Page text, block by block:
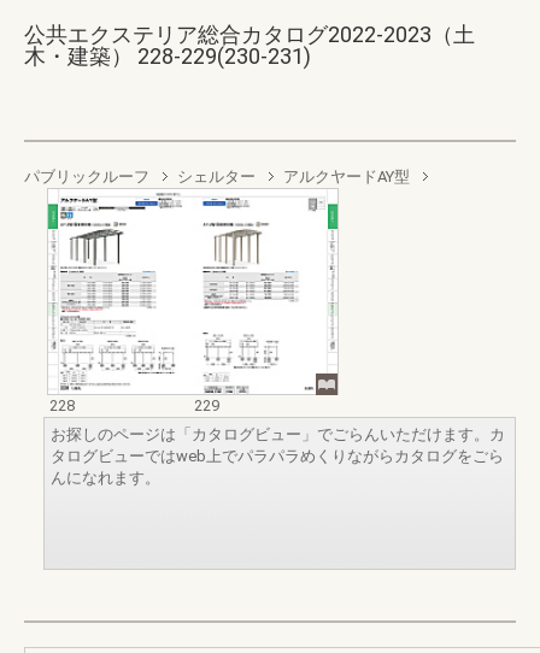
公共エクステリア総合カタログ2022-2023（土
木・建築） 228-229(230-231)
パブリックルーフ シェルター アルクヤードAY型
228
229
お探しのページは「カタログビュー」でごらんいただけます。カ
タログビューではweb上でパラパラめくりながらカタログをごら
んになれます。